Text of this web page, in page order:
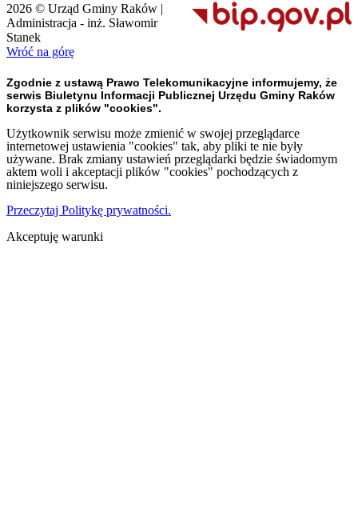
2026 © Urząd Gminy Raków |
Administracja - inż. Sławomir
Stanek
Wróć na górę
Zgodnie z ustawą Prawo Telekomunikacyjne informujemy, że
serwis Biuletynu Informacji Publicznej Urzędu Gminy Raków
korzysta z plików "cookies".
Użytkownik serwisu może zmienić w swojej przeglądarce
internetowej ustawienia "cookies" tak, aby pliki te nie były
używane. Brak zmiany ustawień przeglądarki będzie świadomym
aktem woli i akceptacji plików "cookies" pochodzących z
niniejszego serwisu.
Przeczytaj Politykę prywatności.
Akceptuję warunki